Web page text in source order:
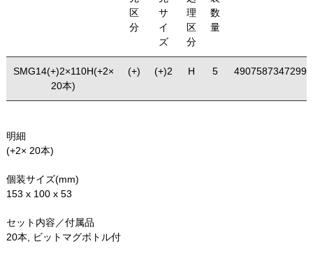
区
分
サ
イ
ズ
理
区
分
数
量
SMG14(+)2×110H(+2×
20本)
(+) (+)2 H 5 4907587347299
明細
(+2× 20本)
個装サイズ(mm)
153 x 100 x 53
セット内容／付属品
20本, ビットマグボトル付